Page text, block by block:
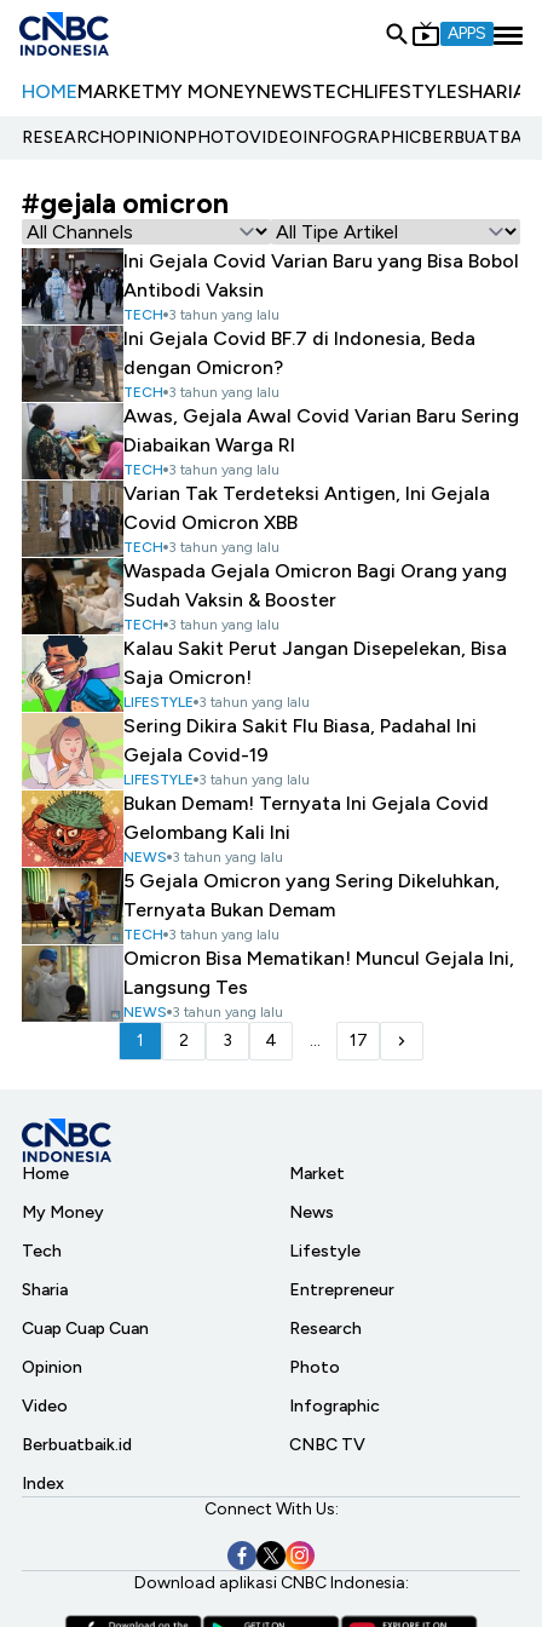
APPS
HOMEMARKETMY MONEYNEWSTECHLIFESTYLESHARIA
RESEARCHOPINIONPHOTOVIDEOINFOGRAPHIC
#gejala omicron
Ini Gejala Covid Varian Baru yang Bisa Bobol
Antibodi Vaksin
TECH 3 tahun yang lalu
Ini Gejala Covid BF.7 di Indonesia, Beda
dengan Omicron?
TECH 3 tahun yang lalu
Awas, Gejala Awal Covid Varian Baru Sering
Diabaikan Warga RI
TECH 3 tahun yang lalu
Varian Tak Terdeteksi Antigen, Ini Gejala
Covid Omicron XBB
TECH 3 tahun yang lalu
Waspada Gejala Omicron Bagi Orang yang
Sudah Vaksin & Booster
TECH 3 tahun yang lalu
Kalau Sakit Perut Jangan Disepelekan, Bisa
Saja Omicron!
LIFESTYLE 3 tahun yang lalu
Sering Dikira Sakit Flu Biasa, Padahal Ini
Gejala Covid-19
LIFESTYLE 3 tahun yang lalu
Bukan Demam! Ternyata Ini Gejala Covid
Gelombang Kali Ini
NEWS 3 tahun yang lalu
5 Gejala Omicron yang Sering Dikeluhkan,
Ternyata Bukan Demam
TECH 3 tahun yang lalu
Omicron Bisa Mematikan! Muncul Gejala Ini,
Langsung Tes
NEWS 3 tahun yang lalu
1 2 3 4 ... 17
Home
My Money
Tech
Sharia
Cuap Cuap Cuan
Opinion
Video
Berbuatbaik.id
Index
Market
News
Lifestyle
Entrepreneur
Research
Photo
Infographic
CNBC TV
Connect With Us:
Download aplikasi CNBC Indonesia: